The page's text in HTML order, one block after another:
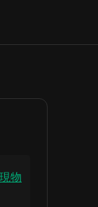
現物